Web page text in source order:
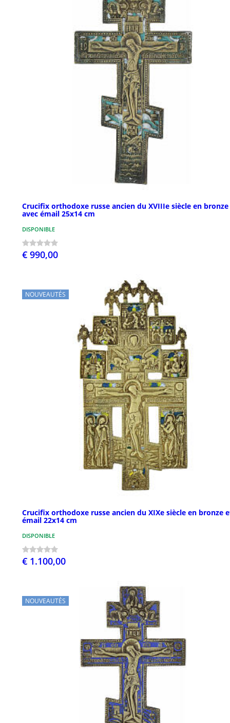
Crucifix orthodoxe russe ancien du XVIIIe siècle en bronze
avec émail 25x14 cm
DISPONIBLE
€ 990,00
NOUVEAUTÉS
Crucifix orthodoxe russe ancien du XIXe siècle en bronze
émail 22x14 cm
DISPONIBLE
€ 1.100,00
NOUVEAUTÉS